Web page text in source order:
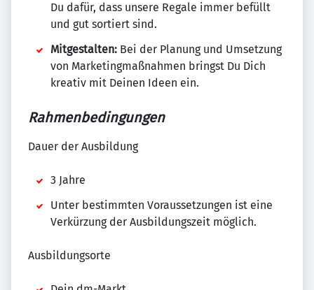
Du dafür, dass unsere Regale immer befüllt
und gut sortiert sind.
Mitgestalten: Bei der Planung und Umsetzung
von Marketingmaßnahmen bringst Du Dich
kreativ mit Deinen Ideen ein.
Rahmenbedingungen
Dauer der Ausbildung
3 Jahre
Unter bestimmten Voraussetzungen ist eine
Verkürzung der Ausbildungszeit möglich.
Ausbildungsorte